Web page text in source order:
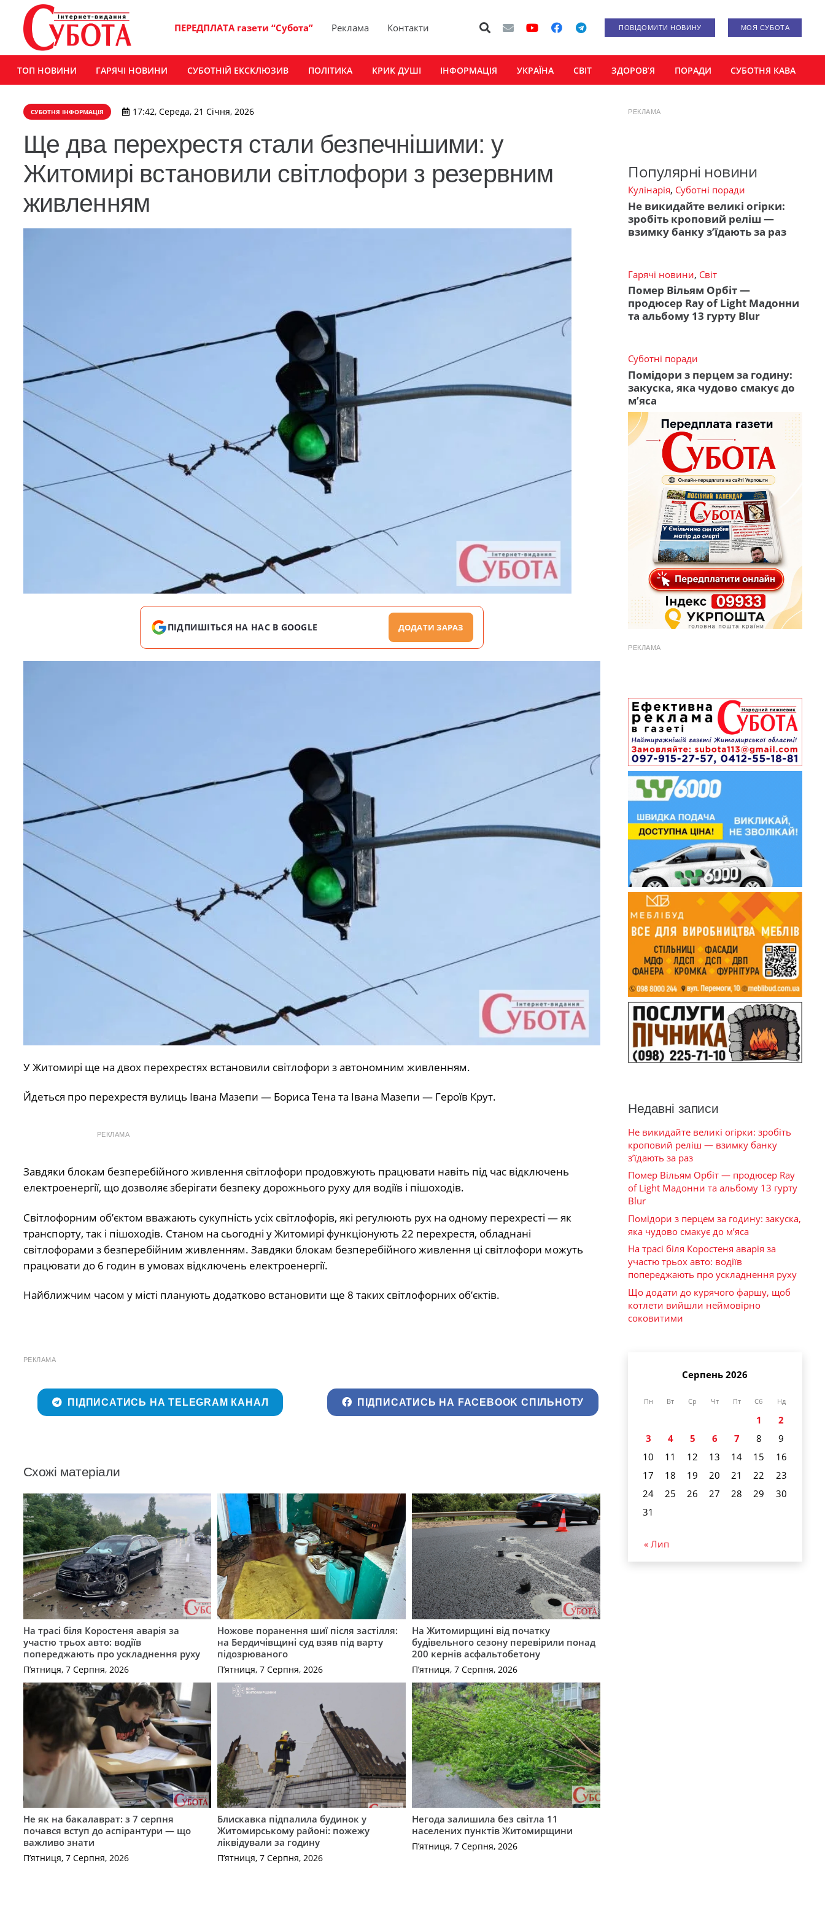
ПЕРЕДПЛАТА газети “Субота” Реклама Контакти ПОВІДОМИТИ НОВИНУ МОЯ СУБОТА
ТОП НОВИНИ ГАРЯЧІ НОВИНИ СУБОТНІЙ ЕКСКЛЮЗИВ ПОЛІТИКА КРИК ДУШІ ІНФОРМАЦІЯ УКРАЇНА СВІТ ЗДОРОВ’Я ПОРАДИ СУБОТНЯ КАВА
СУБОТНЯ ІНФОРМАЦІЯ 17:42, Середа, 21 Січня, 2026
Ще два перехрестя стали безпечнішими: у
Житомирі встановили світлофори з резервним
живленням
ПІДПИШІТЬСЯ НА НАС В GOOGLE ДОДАТИ ЗАРАЗ
У Житомирі ще на двох перехрестях встановили світлофори з автономним живленням.
Йдеться про перехрестя вулиць Івана Мазепи — Бориса Тена та Івана Мазепи — Героїв Крут.
РЕКЛАМА
Завдяки блокам безперебійного живлення світлофори продовжують працювати навіть під час відключень
електроенергії, що дозволяє зберігати безпеку дорожнього руху для водіїв і пішоходів.
Світлофорним об’єктом вважають сукупність усіх світлофорів, які регулюють рух на одному перехресті — як
транспорту, так і пішоходів. Станом на сьогодні у Житомирі функціонують 22 перехрестя, обладнані
світлофорами з безперебійним живленням. Завдяки блокам безперебійного живлення ці світлофори можуть
працювати до 6 годин в умовах відключень електроенергії.
Найближчим часом у місті планують додатково встановити ще 8 таких світлофорних об’єктів.
РЕКЛАМА
ПІДПИСАТИСЬ НА TELEGRAM КАНАЛ ПІДПИСАТИСЬ НА FACEBOOK СПІЛЬНОТУ
Схожі матеріали
На трасі біля Коростеня аварія за
участю трьох авто: водіїв
попереджають про ускладнення руху
П’ятниця, 7 Серпня, 2026
Ножове поранення шиї після застілля:
на Бердичівщині суд взяв під варту
підозрюваного
П’ятниця, 7 Серпня, 2026
На Житомирщині від початку
будівельного сезону перевірили понад
200 кернів асфальтобетону
П’ятниця, 7 Серпня, 2026
Не як на бакалаврат: з 7 серпня
почався вступ до аспірантури — що
важливо знати
П’ятниця, 7 Серпня, 2026
Блискавка підпалила будинок у
Житомирському районі: пожежу
ліквідували за годину
П’ятниця, 7 Серпня, 2026
Негода залишила без світла 11
населених пунктів Житомирщини
П’ятниця, 7 Серпня, 2026
РЕКЛАМА
Популярні новини
Кулінарія, Суботні поради
Не викидайте великі огірки:
зробіть кроповий реліш —
взимку банку з’їдають за раз
Гарячі новини, Світ
Помер Вільям Орбіт —
продюсер Ray of Light Мадонни
та альбому 13 гурту Blur
Суботні поради
Помідори з перцем за годину:
закуска, яка чудово смакує до
м’яса
РЕКЛАМА
Недавні записи
Не викидайте великі огірки: зробіть
кроповий реліш — взимку банку
з’їдають за раз
Помер Вільям Орбіт — продюсер Ray
of Light Мадонни та альбому 13 гурту
Blur
Помідори з перцем за годину: закуска,
яка чудово смакує до м’яса
На трасі біля Коростеня аварія за
участю трьох авто: водіїв
попереджають про ускладнення руху
Що додати до курячого фаршу, щоб
котлети вийшли неймовірно
соковитими
Серпень 2026
Пн Вт Ср Чт Пт Сб Нд
1
2
3
4 5 6 7 8
9
10
11 12 13 14 15
16
17
18 19 20 21 22
23
24
25 26 27 28 29
30
31
« Лип